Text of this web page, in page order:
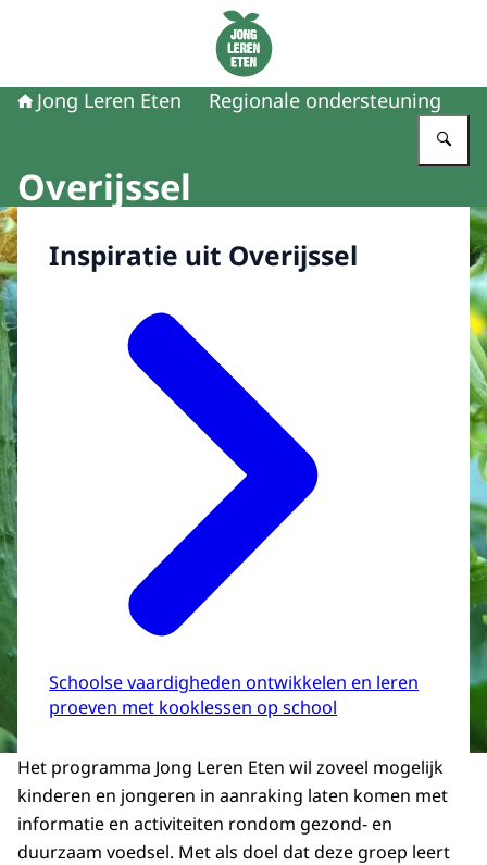
Naar de homepage van Jong Leren Eten
Jong Leren Eten Regionale ondersteuning
Overijssel
Inspiratie uit Overijssel
Schoolse vaardigheden ontwikkelen en leren
proeven met kooklessen op school
Het programma Jong Leren Eten wil zoveel mogelijk
kinderen en jongeren in aanraking laten komen met
informatie en activiteiten rondom gezond- en
duurzaam voedsel. Met als doel dat deze groep leert